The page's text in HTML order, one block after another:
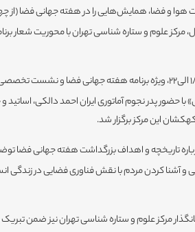
و فضا، همایش‌هایی را در هفته جهانی فضا (از
مرکز علوم و ستاره شناسی تهران با محوریت شعار
روز سه شنبه ۲۵ مهر۱۴۰۲ ، از ساعت ۱۸:۳۰ الی۲۲، ویژه برنامه هفته جهانی فضا و نشست
حضور پدر نجوم آماتوری ایران احمد دالکی، اساتید
این مرکز برگزار شد.
تاریخچه و اهداف بزرگداشت هفته جهانی فضا
و آشنا کردن مردم با نقش فناوری فضایی در زندگی
مرکز علوم و ستاره شناسی تهران نیز ضمن